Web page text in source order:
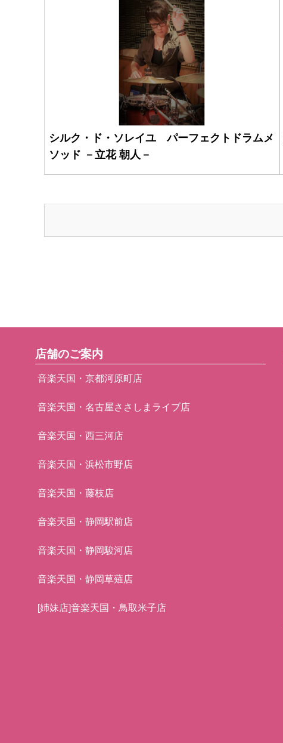
シルク・ド・ソレイユ パーフェクトドラムメ
ソッド －立花 朝人－
店舗のご案内
音楽天国・京都河原町店
音楽天国・名古屋ささしまライブ店
音楽天国・西三河店
音楽天国・浜松市野店
音楽天国・藤枝店
音楽天国・静岡駅前店
音楽天国・静岡駿河店
音楽天国・静岡草薙店
[姉妹店]音楽天国・鳥取米子店